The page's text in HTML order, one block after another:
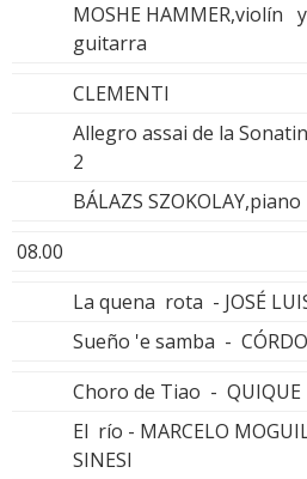
MOSHE HAMMER,violín
guitarra
CLEMENTI
Allegro assai de la
2
BÁLAZS SZOKOLAY,piano
08.00
La quena rota - JOSÉ
Sueño 'e samba -
Choro de Tiao - QUIQUE
El río - MARCELO
SINESI